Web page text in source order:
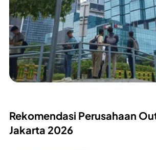
Rekomendasi Perusahaan
Jakarta 2026